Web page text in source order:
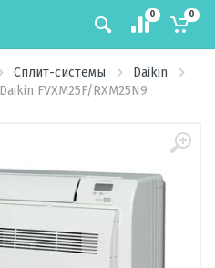
0 0
Сплит-системы
Daikin
FVXM25F/RXM25N9